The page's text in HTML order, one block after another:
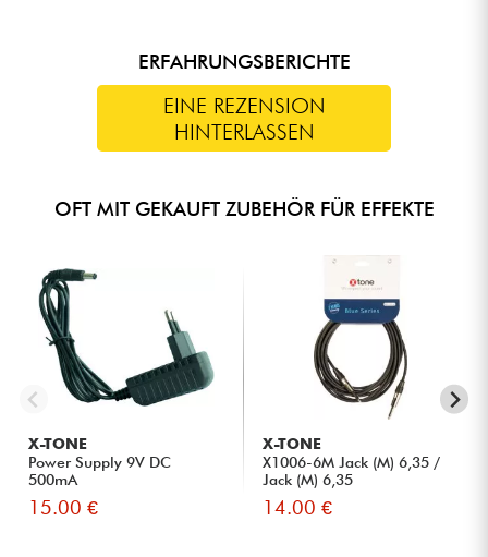
ERFAHRUNGSBERICHTE
EINE REZENSION
HINTERLASSEN
OFT MIT GEKAUFT ZUBEHÖR FÜR EFFEKTE
X-TONE
Power Supply 9V DC
500mA
15.00 €
X-TONE
X1006-6M Jack (M) 6,35 /
Jack (M) 6,35
14.00 €